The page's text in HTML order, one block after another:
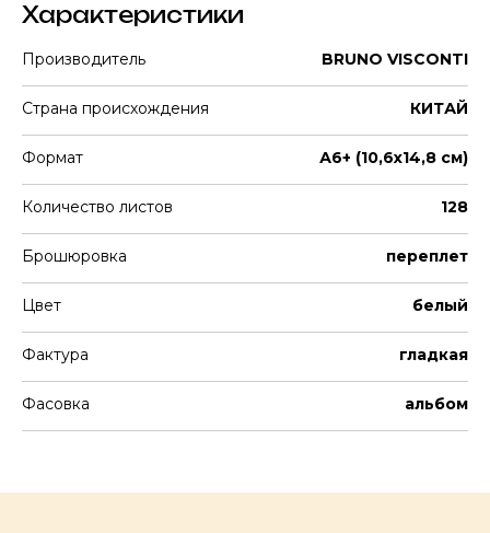
Характеристики
Производитель BRUNO VISCONTI
Страна происхождения КИТАЙ
Формат А6+ (10,6х14,8 см)
Количество листов 128
Брошюровка переплет
Цвет белый
Фактура гладкая
Фасовка альбом